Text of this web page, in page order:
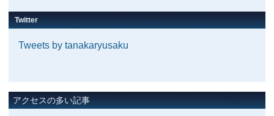
Twitter
Tweets by tanakaryusaku
アクセスの多い記事